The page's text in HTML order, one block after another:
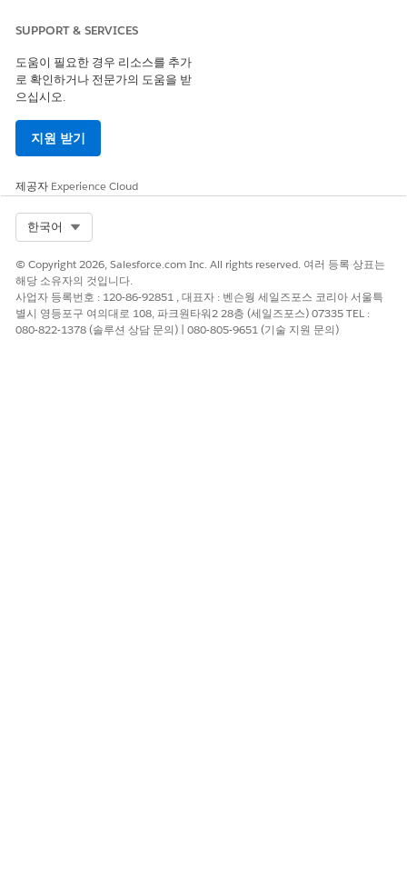
SUPPORT & SERVICES
도움이 필요한 경우 리소스를 추가
로 확인하거나 전문가의 도움을 받
으십시오.
지원 받기
제공자 Experience Cloud
한국어
© Copyright 2026, Salesforce.com Inc. All rights reserved. 여러 등록 상표는
해당 소유자의 것입니다.
사업자 등록번호 : 120-86-92851 , 대표자 : 벤슨웡 세일즈포스 코리아 서울특
별시 영등포구 여의대로 108, 파크원타워2 28층 (세일즈포스) 07335 TEL :
080-822-1378 (솔루션 상담 문의) | 080-805-9651 (기술 지원 문의)